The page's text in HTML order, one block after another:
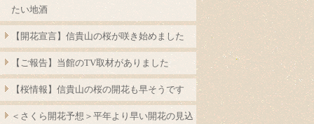
たい地酒
【開花宣言】信貴山の桜が咲き始めました
【ご報告】当館のTV取材がありました
【桜情報】信貴山の桜の開花も早そうです
＜さくら開花予想＞平年より早い開花の見込